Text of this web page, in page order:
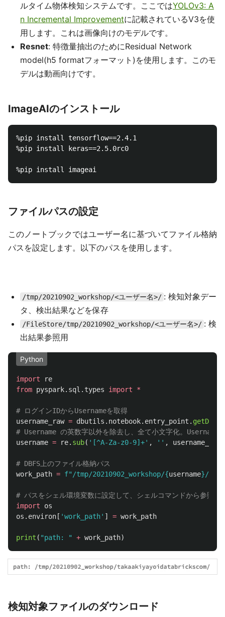
ルタイム物体検知システムです。ここではYOLOv3: A
n Incremental Improvementに記載されているV3を使
用します。これは画像向けのモデルです。
Resnet: 特徴量抽出のためにResidual Network
model(h5 formatフォーマット)を使用します。このモ
デルは動画向けです。
ImageAIのインストール
%pip install tensorflow==2.4.1
%pip install keras==2.5.0rc0
ファイルパスの設定
このノートブックではユーザー名に基づいてファイル格納
パスを設定します。以下のパスを使用します。
/tmp/20210902_workshop/<ユーザー名>/ : 検知対象デー
タ、検出結果などを保存
/FileStore/tmp/20210902_workshop/<ユーザー名>/ : 検
出結果参照用
Python
import
re
from pyspark.sql.types import *
username_raw = dbutils . notebook. entry_point .
username = re. sub( ' [^A-Za-z0-9]+' , '' , username_raw
work_path = f"/tmp/20210902_workshop/{username}/
import
os
os . environ [ 'work_path' ] = work_path
print ( "path: " + work_path)
検知対象ファイルのダウンロード